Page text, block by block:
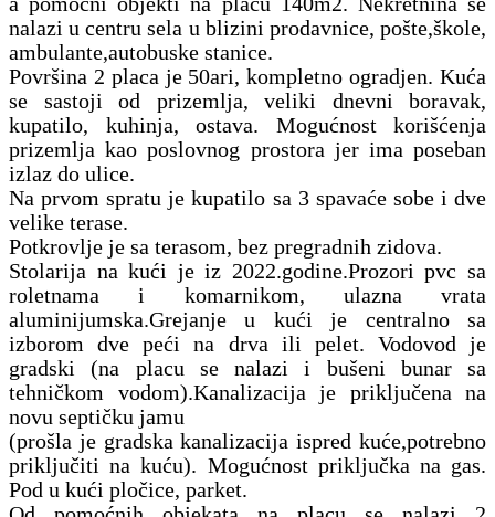
nalazi u centru sela u blizini prodavnice, pošte,škole,
ambulante,autobuske stanice.
Površina 2 placa je 50ari, kompletno ogradjen. Kuća
se sastoji od prizemlja, veliki dnevni boravak,
kupatilo, kuhinja, ostava. Mogućnost korišćenja
prizemlja kao poslovnog prostora jer ima poseban
izlaz do ulice.
Na prvom spratu je kupatilo sa 3 spavaće sobe i dve
velike terase.
Potkrovlje je sa terasom, bez pregradnih zidova.
Stolarija na kući je iz 2022.godine.Prozori pvc sa
roletnama i komarnikom, ulazna vrata
aluminijumska.Grejanje u kući je centralno sa
izborom dve peći na drva ili pelet. Vodovod je
gradski (na placu se nalazi i bušeni bunar sa
tehničkom vodom).Kanalizacija je priključena na
novu septičku jamu
(prošla je gradska kanalizacija ispred kuće,potrebno
priključiti na kuću). Mogućnost priključka na gas.
Pod u kući pločice, parket.